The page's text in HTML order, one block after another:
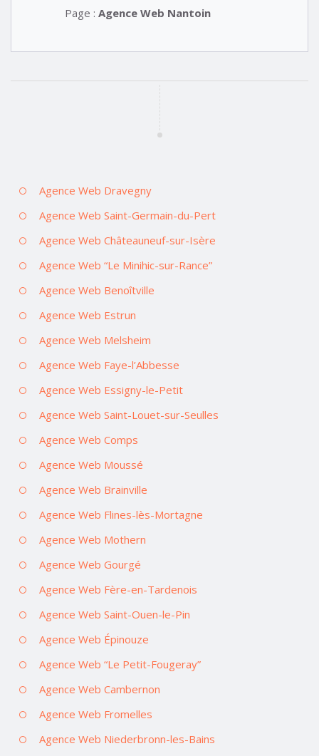
Page : Agence Web Nantoin
Agence Web Dravegny
Agence Web Saint-Germain-du-Pert
Agence Web Châteauneuf-sur-Isère
Agence Web “Le Minihic-sur-Rance”
Agence Web Benoîtville
Agence Web Estrun
Agence Web Melsheim
Agence Web Faye-l’Abbesse
Agence Web Essigny-le-Petit
Agence Web Saint-Louet-sur-Seulles
Agence Web Comps
Agence Web Moussé
Agence Web Brainville
Agence Web Flines-lès-Mortagne
Agence Web Mothern
Agence Web Gourgé
Agence Web Fère-en-Tardenois
Agence Web Saint-Ouen-le-Pin
Agence Web Épinouze
Agence Web “Le Petit-Fougeray”
Agence Web Cambernon
Agence Web Fromelles
Agence Web Niederbronn-les-Bains